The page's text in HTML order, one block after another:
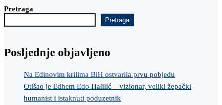
Pretraga
Pretraga
Posljednje objavljeno
Na Edinovim krilima BiH ostvarila prvu pobjedu
Otišao je Edhem Edo Halilić – vizionar, veliki žepački
humanist i istaknuti poduzetnik